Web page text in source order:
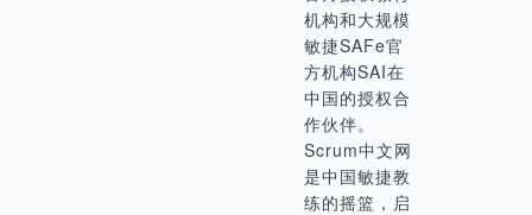
机构和大规模
敏捷SAFe官
方机构SAI在
中国的授权合
作伙伴。
Scrum中文网
是中国敏捷教
练的摇篮，启